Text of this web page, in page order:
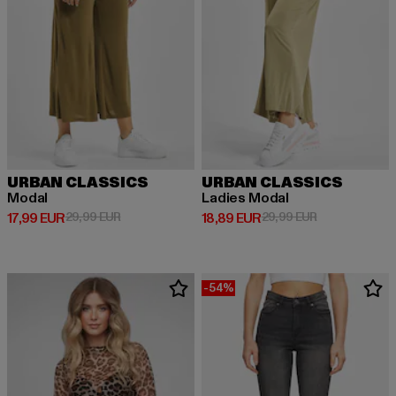
URBAN CLASSICS
Modal
17,99 EUR
Derzeitiger Preis: 17,99 EUR
29,99 EURAktionspreis: 29,99 EUR
URBAN CLASSICS
Ladies Modal
18,89 EUR
Derzeitiger Preis: 18,89 EUR
29,99 EURAktionspreis:
-54%